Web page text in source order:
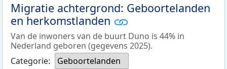
Migratie achtergrond: Geboortelanden
en herkomstlanden
Van de inwoners van de buurt Duno is 44% in
Nederland geboren (gegevens 2025).
Categorie:
Geboortelanden